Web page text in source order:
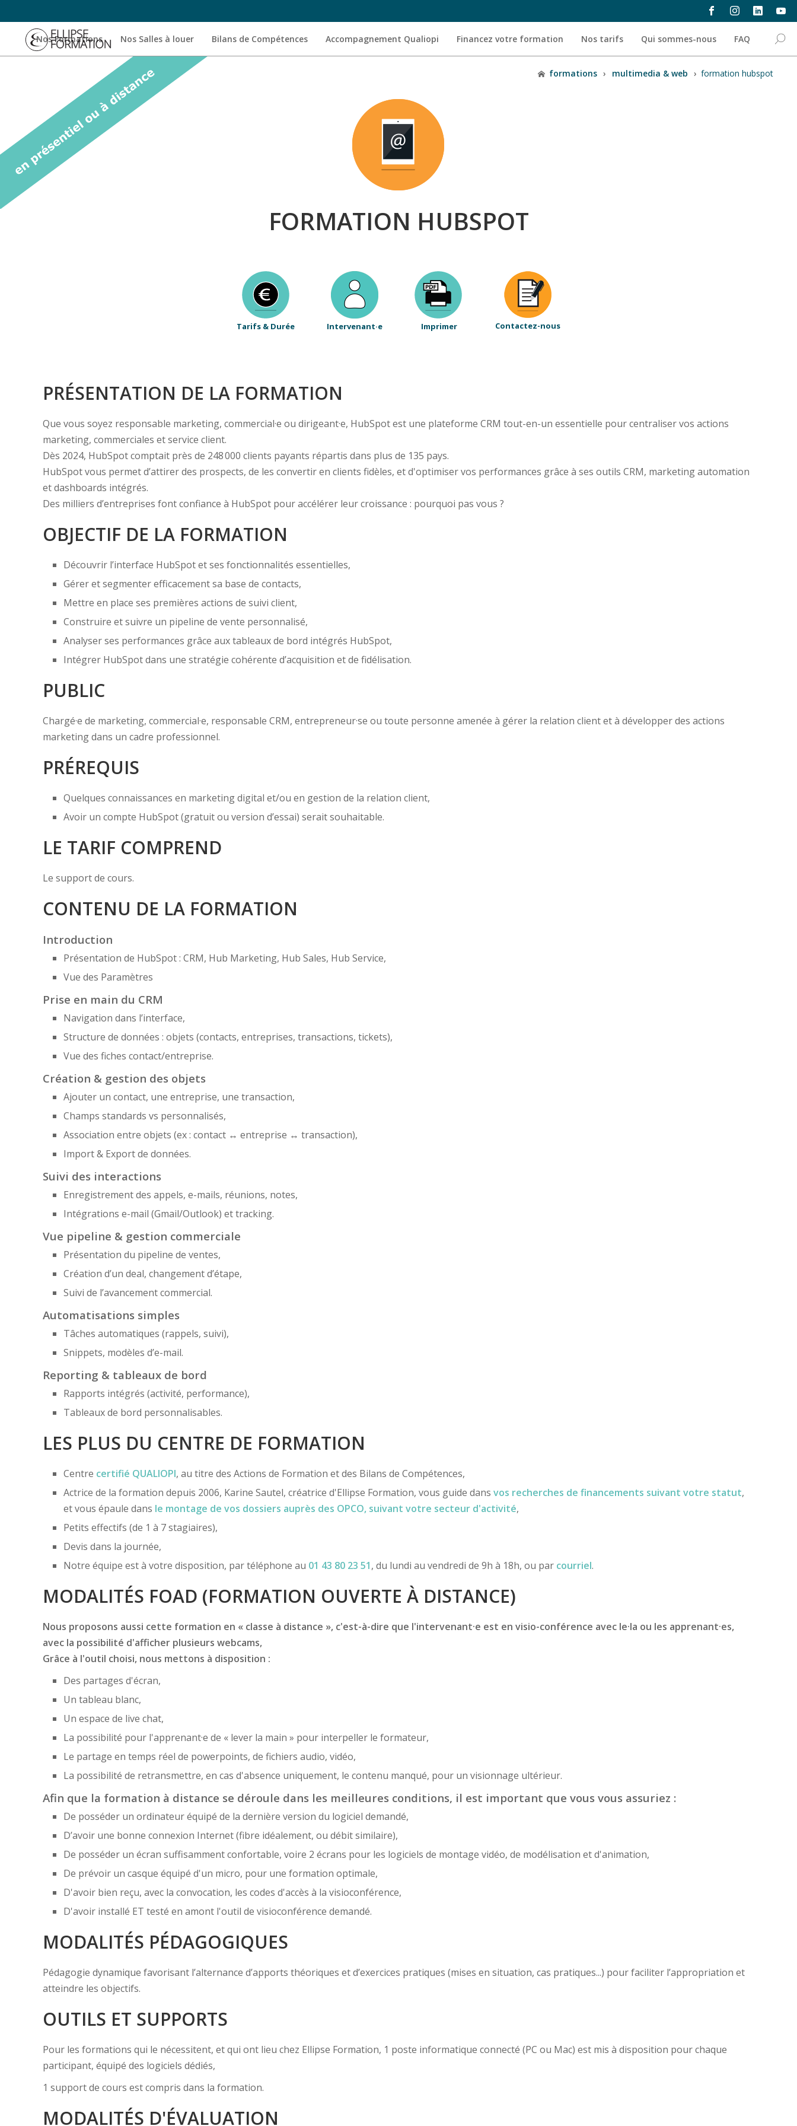
Nos Formations Nos Salles à louer Bilans de Compétences Accompagnement Qualiopi Financez votre formation Nos tarifs Qui sommes-nous FAQ
formations › multimedia & web › formation hubspot
FORMATION HUBSPOT
Tarifs & Durée Intervenant·e Imprimer Contactez-nous
PRÉSENTATION DE LA FORMATION
Que vous soyez responsable marketing, commercial·e ou dirigeant·e, HubSpot est une plateforme CRM tout-en-un essentielle pour centraliser vos actions
marketing, commerciales et service client.
Dès 2024, HubSpot comptait près de 248 000 clients payants répartis dans plus de 135 pays.
HubSpot vous permet d’attirer des prospects, de les convertir en clients fidèles, et d'optimiser vos performances grâce à ses outils CRM, marketing automation
et dashboards intégrés.
Des milliers d’entreprises font confiance à HubSpot pour accélérer leur croissance : pourquoi pas vous ?
OBJECTIF DE LA FORMATION
Découvrir l’interface HubSpot et ses fonctionnalités essentielles,
Gérer et segmenter efficacement sa base de contacts,
Mettre en place ses premières actions de suivi client,
Construire et suivre un pipeline de vente personnalisé,
Analyser ses performances grâce aux tableaux de bord intégrés HubSpot,
Intégrer HubSpot dans une stratégie cohérente d’acquisition et de fidélisation.
PUBLIC
Chargé·e de marketing, commercial·e, responsable CRM, entrepreneur·se ou toute personne amenée à gérer la relation client et à développer des actions
marketing dans un cadre professionnel.
PRÉREQUIS
Quelques connaissances en marketing digital et/ou en gestion de la relation client,
Avoir un compte HubSpot (gratuit ou version d’essai) serait souhaitable.
LE TARIF COMPREND
Le support de cours.
CONTENU DE LA FORMATION
Introduction
Présentation de HubSpot : CRM, Hub Marketing, Hub Sales, Hub Service,
Vue des Paramètres
Prise en main du CRM
Navigation dans l’interface,
Structure de données : objets (contacts, entreprises, transactions, tickets),
Vue des fiches contact/entreprise.
Création & gestion des objets
Ajouter un contact, une entreprise, une transaction,
Champs standards vs personnalisés,
Association entre objets (ex : contact ↔ entreprise ↔ transaction),
Import & Export de données.
Suivi des interactions
Enregistrement des appels, e-mails, réunions, notes,
Intégrations e-mail (Gmail/Outlook) et tracking.
Vue pipeline & gestion commerciale
Présentation du pipeline de ventes,
Création d’un deal, changement d’étape,
Suivi de l’avancement commercial.
Automatisations simples
Tâches automatiques (rappels, suivi),
Snippets, modèles d’e-mail.
Reporting & tableaux de bord
Rapports intégrés (activité, performance),
Tableaux de bord personnalisables.
LES PLUS DU CENTRE DE FORMATION
Centre certifié QUALIOPI, au titre des Actions de Formation et des Bilans de Compétences,
Actrice de la formation depuis 2006, Karine Sautel, créatrice d'Ellipse Formation, vous guide dans vos recherches de financements suivant votre statut,
et vous épaule dans le montage de vos dossiers auprès des OPCO, suivant votre secteur d'activité,
Petits effectifs (de 1 à 7 stagiaires),
Devis dans la journée,
Notre équipe est à votre disposition, par téléphone au 01 43 80 23 51, du lundi au vendredi de 9h à 18h, ou par courriel.
MODALITÉS FOAD (FORMATION OUVERTE À DISTANCE)
Nous proposons aussi cette formation en « classe à distance », c'est-à-dire que l'intervenant·e est en visio-conférence avec le·la ou les apprenant·es,
avec la possibilité d'afficher plusieurs webcams,
Grâce à l'outil choisi, nous mettons à disposition :
Des partages d'écran,
Un tableau blanc,
Un espace de live chat,
La possibilité pour l'apprenant·e de « lever la main » pour interpeller le formateur,
Le partage en temps réel de powerpoints, de fichiers audio, vidéo,
La possibilité de retransmettre, en cas d'absence uniquement, le contenu manqué, pour un visionnage ultérieur.
Afin que la formation à distance se déroule dans les meilleures conditions, il est important que vous vous assuriez :
De posséder un ordinateur équipé de la dernière version du logiciel demandé,
D’avoir une bonne connexion Internet (fibre idéalement, ou débit similaire),
De posséder un écran suffisamment confortable, voire 2 écrans pour les logiciels de montage vidéo, de modélisation et d'animation,
De prévoir un casque équipé d'un micro, pour une formation optimale,
D'avoir bien reçu, avec la convocation, les codes d'accès à la visioconférence,
D'avoir installé ET testé en amont l'outil de visioconférence demandé.
MODALITÉS PÉDAGOGIQUES
Pédagogie dynamique favorisant l’alternance d’apports théoriques et d’exercices pratiques (mises en situation, cas pratiques...) pour faciliter l’appropriation et
atteindre les objectifs.
OUTILS ET SUPPORTS
Pour les formations qui le nécessitent, et qui ont lieu chez Ellipse Formation, 1 poste informatique connecté (PC ou Mac) est mis à disposition pour chaque
participant, équipé des logiciels dédiés,
1 support de cours est compris dans la formation.
MODALITÉS D'ÉVALUATION